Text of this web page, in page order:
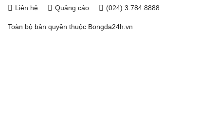
Liên hệ Quảng cáo (024) 3.784 8888
Toàn bộ bản quyền thuộc Bongda24h.vn